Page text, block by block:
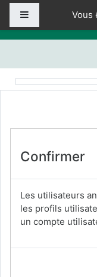
Passer au contenu
Panneau latéral
Vous
Confirmer
Les utilisateurs
les profils
un compte